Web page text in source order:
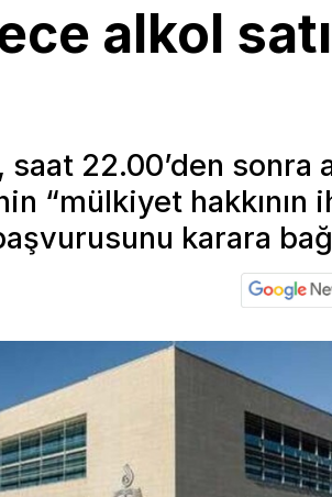
alkol
22.00’den sonra
“mülkiyet hakkının
karara